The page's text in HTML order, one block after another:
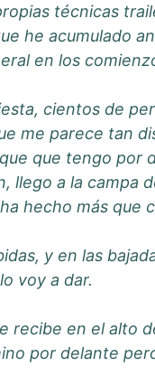
técnicas
he acumulado
en los
cientos de
me parece tan
que tengo
llego a la campa
hecho más que
y en las
voy a dar.
recibe en el alto
por delante